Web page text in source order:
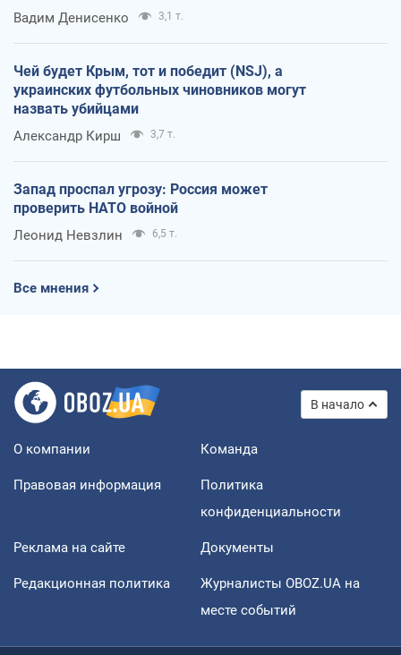
Вадим Денисенко 3,1 т.
Чей будет Крым, тот и победит (NSJ), а
украинских футбольных чиновников могут
назвать убийцами
Александр Кирш 3,7 т.
Запад проспал угрозу: Россия может
проверить НАТО войной
Леонид Невзлин 6,5 т.
Все мнения
В начало
О компании Команда
Правовая информация
Политика
конфиденциальности
Реклама на сайте Документы
Редакционная политика
Журналисты OBOZ.UA на
месте событий